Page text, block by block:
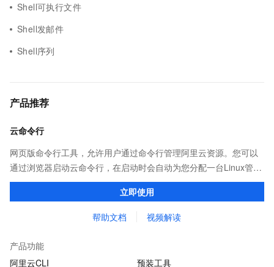
Shell可执行文件
Shell发邮件
Shell序列
产品推荐
云命令行
网页版命令行工具，允许用户通过命令行管理阿里云资源。您可以
通过浏览器启动云命令行，在启动时会自动为您分配一台Linux管理
机，并预装CLI、Terraform等多种云管理工具和ssh、vim、jq等系
立即使用
帮助文档 视频解读
产品功能
阿里云CLI
预装工具